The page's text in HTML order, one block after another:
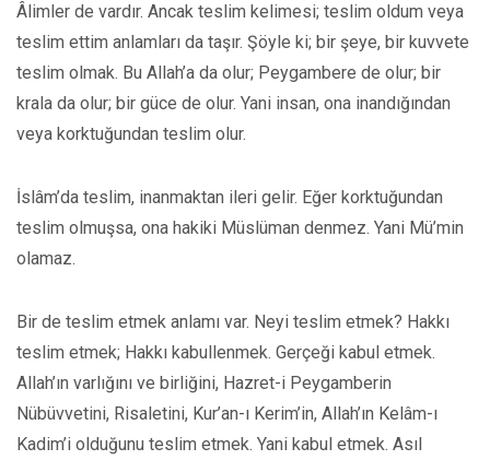
Âlimler de vardır. Ancak teslim kelimesi; teslim oldum veya
teslim ettim anlamları da taşır. Şöyle ki; bir şeye, bir kuvvete
teslim olmak. Bu Allah’a da olur; Peygambere de olur; bir
krala da olur; bir güce de olur. Yani insan, ona inandığından
veya korktuğundan teslim olur.
İslâm’da teslim, inanmaktan ileri gelir. Eğer korktuğundan
teslim olmuşsa, ona hakiki Müslüman denmez. Yani Mü’min
olamaz.
Bir de teslim etmek anlamı var. Neyi teslim etmek? Hakkı
teslim etmek; Hakkı kabullenmek. Gerçeği kabul etmek.
Allah’ın varlığını ve birliğini, Hazret-i Peygamberin
Nübüvvetini, Risaletini, Kur’an-ı Kerim’in, Allah’ın Kelâm-ı
Kadim’i olduğunu teslim etmek. Yani kabul etmek. Asıl